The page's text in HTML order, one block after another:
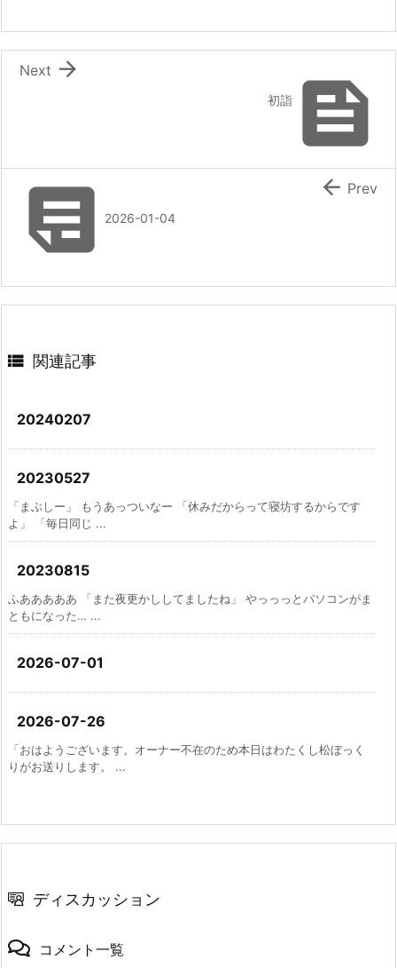

初詣

Next
2026-01-04
 Prev
 関連記事
20240207
20230527
「まぶしー」 もうあっついなー 「休みだからって寝坊するからです
よ」 「毎日同じ ...
20230815
ふあああああ 「また夜更かししてましたね」 やっっっとパソコンがま
ともになった… ...
2026-07-01
2026-07-26
「おはようございます。オーナー不在のため本日はわたくし松ぼっく
りがお送りします。 ...
ディスカッション
コメント一覧